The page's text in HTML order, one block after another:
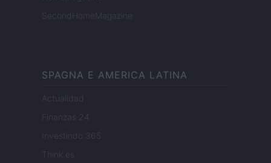
SecondHomeMagazine
SPAGNA E AMERICA LATINA
Actualidad
Finanzas 24
Investindo 365
Think.es